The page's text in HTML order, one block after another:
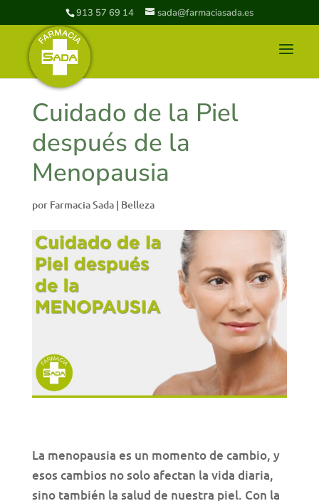
913 57 69 14 sada@farmaciasada.es
Cuidado de la Piel
después de la
Menopausia
por Farmacia Sada| Belleza
La menopausia es un momento de cambio, y
esos cambios no solo afectan la vida diaria,
sino también la salud de nuestra piel. Con la